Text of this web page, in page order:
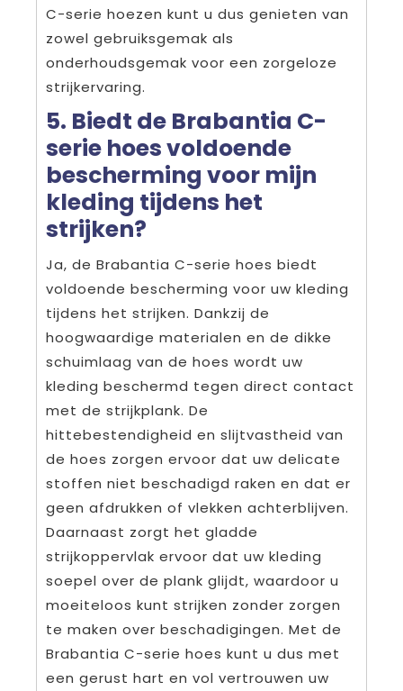
C-serie hoezen kunt u dus genieten van
zowel gebruiksgemak als
onderhoudsgemak voor een zorgeloze
strijkervaring.
5. Biedt de Brabantia C-
serie hoes voldoende
bescherming voor mijn
kleding tijdens het
strijken?
Ja, de Brabantia C-serie hoes biedt
voldoende bescherming voor uw kleding
tijdens het strijken. Dankzij de
hoogwaardige materialen en de dikke
schuimlaag van de hoes wordt uw
kleding beschermd tegen direct contact
met de strijkplank. De
hittebestendigheid en slijtvastheid van
de hoes zorgen ervoor dat uw delicate
stoffen niet beschadigd raken en dat er
geen afdrukken of vlekken achterblijven.
Daarnaast zorgt het gladde
strijkoppervlak ervoor dat uw kleding
soepel over de plank glijdt, waardoor u
moeiteloos kunt strijken zonder zorgen
te maken over beschadigingen. Met de
Brabantia C-serie hoes kunt u dus met
een gerust hart en vol vertrouwen uw